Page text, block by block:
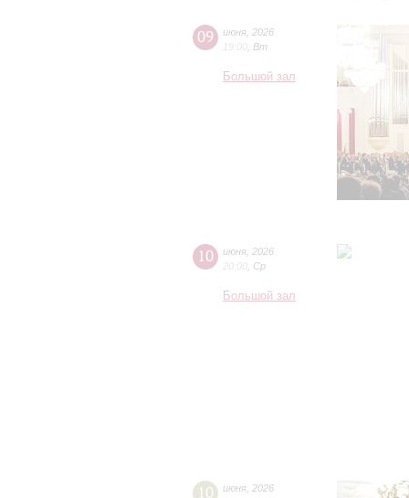
09 июня 2026
19:00 Вт
Большой зал
10 июня 2026
20:00 Ср
Большой зал
10 июня 2026